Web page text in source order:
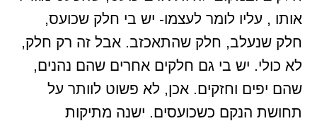
אותו , עליו לומר לעצמו- יש בי חלק שכועס,
חלק שנעלב, חלק שהתאכזב. אבל זה רק חלק,
לא כולי. יש בי גם חלקים אחרים שהם נהנים,
שהם יפים וחזקים. אכן, לא פשוט לוותר על
תחושת הנקם כשכועסים. ישנה מתיקות